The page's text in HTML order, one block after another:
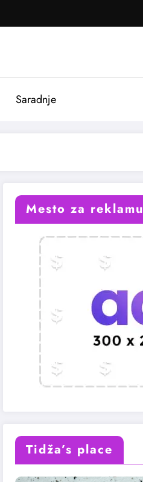
Saradnje
Mesto za reklamu
Tidža’s place